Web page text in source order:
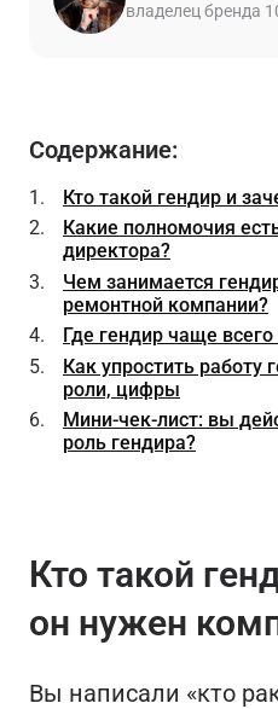
владелец бренда
Содержание:
Кто такой гендир и
Какие полномочия
директора?
Чем занимается
ремонтной компании?
Где гендир чаще
Как упростить работу
роли, цифры
Мини-чек‑лист: вы
роль гендира?
Кто такой
он нужен
Вы написали «кто